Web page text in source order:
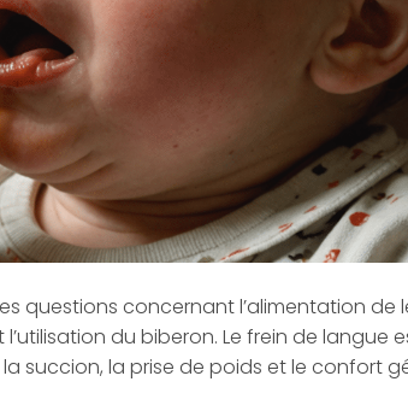
questions concernant l’alimentation de
du biberon. Le frein de langue
succion, la prise de poids et le confort